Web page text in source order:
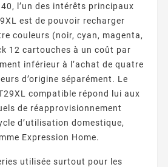
l’un des intérêts principaux
est de pouvoir recharger
couleurs (noir, cyan, magenta,
12 cartouches à un coût par
inférieur à l’achat de quatre
d’origine séparément. Le
compatible répond lui aux
de réapprovisionnement
d’utilisation domestique,
Expression Home.
utilisée surtout pour les